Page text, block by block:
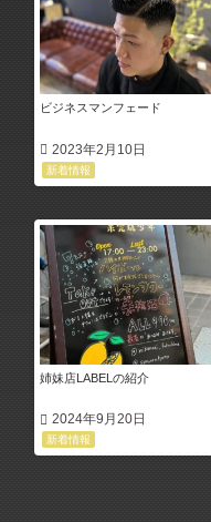
ビジネスマンフェード
2023年2月10日
新着情報
姉妹店LABELの紹介
2024年9月20日
新着情報